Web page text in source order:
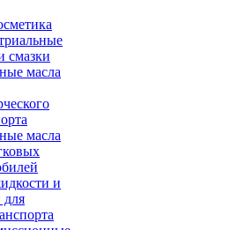
смазки
масла
масла
и
для